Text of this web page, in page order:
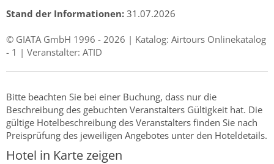
Stand der Informationen: 31.07.2026
© GIATA GmbH 1996 - 2026 | Katalog: Airtours Onlinekatalog
- 1 | Veranstalter: ATID
Bitte beachten Sie bei einer Buchung, dass nur die
Beschreibung des gebuchten Veranstalters Gültigkeit hat. Die
gültige Hotelbeschreibung des Veranstalters finden Sie nach
Preisprüfung des jeweiligen Angebotes unter den Hoteldetails.
Hotel in Karte zeigen